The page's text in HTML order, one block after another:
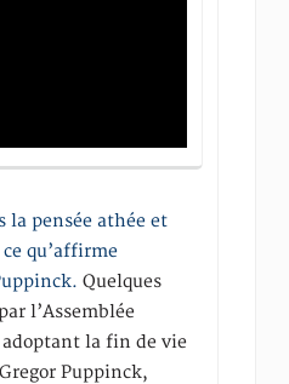
la pensée athée et
qu’affirme
Quelques
l’Assemblée
la fin de vie
Puppinck,